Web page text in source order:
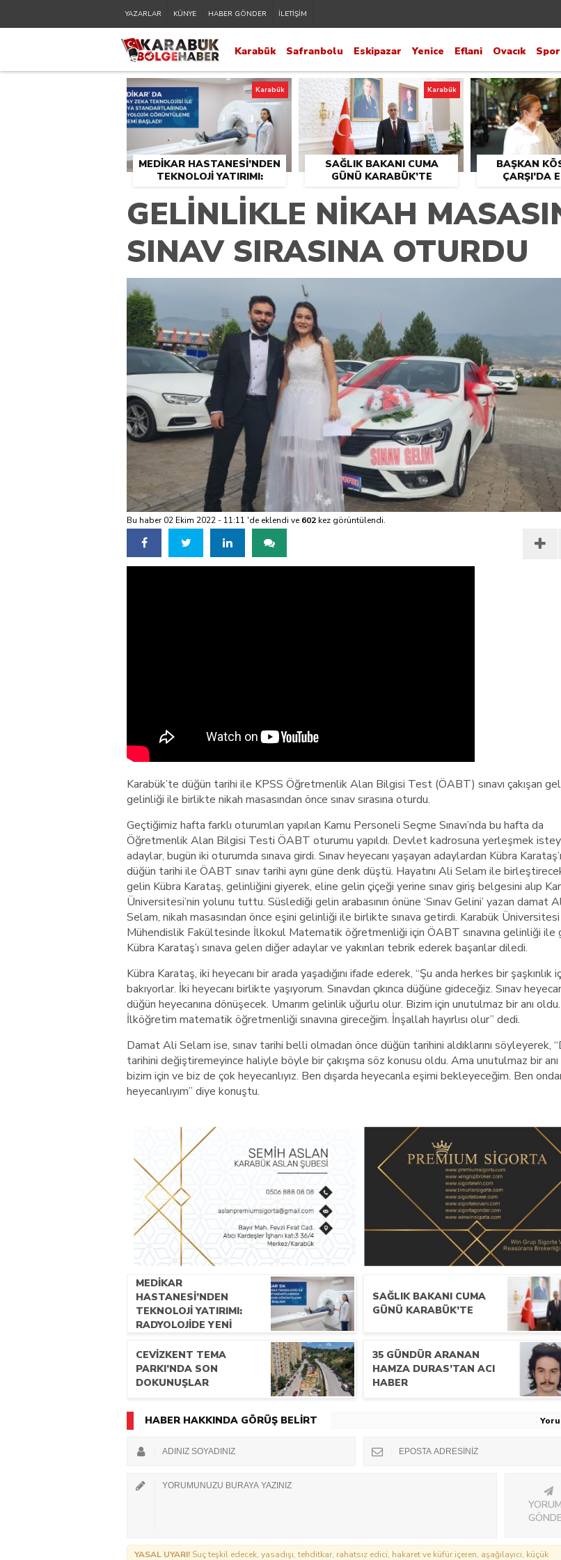
YAZARLAR KÜNYE HABER GÖNDER İLETİŞİM
Karabük Safranbolu Eskipazar Yenice Eflani Ovacık Spor
MEDİKAR HASTANESİ’NDEN
TEKNOLOJİ YATIRIMI:
CİHAZLAR HİZMETE GİRDİ
Karabük
SAĞLIK BAKANI CUMA
GÜNÜ KARABÜK’TE
Karabük
BAŞKAN
ÇARŞI’DA
GELİNLİKLE NİKAH
SINAV SIRASINA OTURDU
Bu haber 02 Ekim 2022 - 11:11 'de eklendi ve 602 kez görüntülendi.
Karabük’te düğün tarihi ile KPSS Öğretmenlik Alan Bilgisi Test (ÖABT) sınavı çakışan
gelinliği ile birlikte nikah masasından önce sınav sırasına oturdu.
Geçtiğimiz hafta farklı oturumları yapılan Kamu Personeli Seçme Sınavı’nda bu hafta da
Öğretmenlik Alan Bilgisi Testi ÖABT oturumu yapıldı. Devlet kadrosuna yerleşmek
adaylar, bugün iki oturumda sınava girdi. Sınav heyecanı yaşayan adaylardan Kübra
düğün tarihi ile ÖABT sınav tarihi aynı güne denk düştü. Hayatını Ali Selam ile
gelin Kübra Karataş, gelinliğini giyerek, eline gelin çiçeği yerine sınav giriş belgesini alıp
Üniversitesi’nin yolunu tuttu. Süslediği gelin arabasının önüne ‘Sınav Gelini’ yazan damat
Selam, nikah masasından önce eşini gelinliği ile birlikte sınava getirdi. Karabük Üniversitesi
Mühendislik Fakültesinde İlkokul Matematik öğretmenliği için ÖABT sınavına gelinliği ile
Kübra Karataş’ı sınava gelen diğer adaylar ve yakınları tebrik ederek başarılar diledi.
Kübra Karataş, iki heyecanı bir arada yaşadığını ifade ederek, “Şu anda herkes bir şaşkınlık
bakıyorlar. İki heyecanı birlikte yaşıyorum. Sınavdan çıkınca düğüne gideceğiz. Sınav
düğün heyecanına dönüşecek. Umarım gelinlik uğurlu olur. Bizim için unutulmaz bir anı oldu.
İlköğretim matematik öğretmenliği sınavına gireceğim. İnşallah hayırlısı olur” dedi.
Damat Ali Selam ise, sınav tarihi belli olmadan önce düğün tarihini aldıklarını söyleyerek,
tarihini değiştiremeyince haliyle böyle bir çakışma söz konusu oldu. Ama unutulmaz bir
bizim için ve biz de çok heyecanlıyız. Ben dışarda heyecanla eşimi bekleyeceğim. Ben
heyecanlıyım” diye konuştu.
MEDİKAR
HASTANESİ’NDEN
TEKNOLOJİ YATIRIMI:
RADYOLOJİDE YENİ
HİZMETE GİRDİ
SAĞLIK BAKANI CUMA
GÜNÜ KARABÜK’TE
CEVİZKENT TEMA
PARKI’NDA SON
DOKUNUŞLAR
35 GÜNDÜR ARANAN
HAMZA DURAS’TAN ACI
HABER
HABER HAKKINDA GÖRÜŞ BELİRT
YASAL UYARI! Suç teşkil edecek, yasadışı, tehditkar, rahatsız edici, hakaret ve küfür içeren, aşağılayıcı, küçük